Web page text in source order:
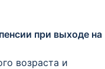
при выходе на
возраста и